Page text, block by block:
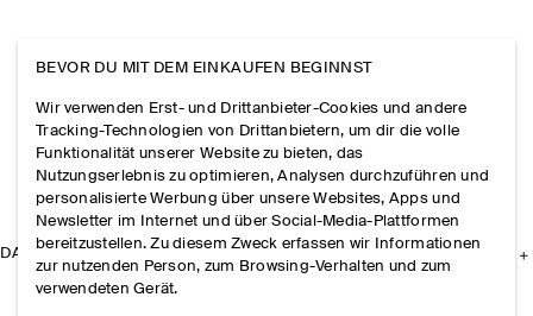
DAS UNTERNEHMEN
BEVOR DU MIT DEM EINKAUFEN BEGINNST
Wir verwenden Erst- und Drittanbieter-Cookies und andere
Tracking-Technologien von Drittanbietern, um dir die volle
Funktionalität unserer Website zu bieten, das
Nutzungserlebnis zu optimieren, Analysen durchzuführen und
personalisierte Werbung über unsere Websites, Apps und
Newsletter im Internet und über Social-Media-Plattformen
bereitzustellen. Zu diesem Zweck erfassen wir Informationen
zur nutzenden Person, zum Browsing-Verhalten und zum
verwendeten Gerät.